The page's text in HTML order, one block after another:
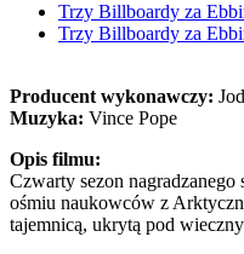
Trzy Billboardy za
Trzy Billboardy za
Producent wykonawczy:
Muzyka: Vince Pope
Opis filmu:
Czwarty sezon
ośmiu naukowców z
tajemnicą, ukrytą pod